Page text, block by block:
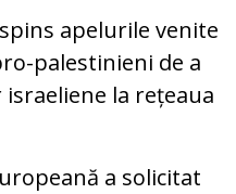
apelurile venite
palestinieni de a
israeliene la rețeaua
a solicitat